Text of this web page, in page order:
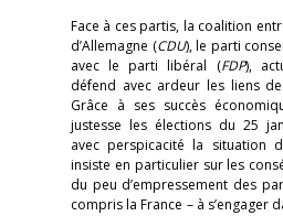
Face à ces partis, la coalition
d’Allemagne (CDU), le parti
avec le parti libéral (FDP),
défend avec ardeur les liens de
Grâce à ses succès
justesse les élections du 25
avec perspicacité la situation
insiste en particulier sur les
du peu d’empressement des
compris la France – à s’engager